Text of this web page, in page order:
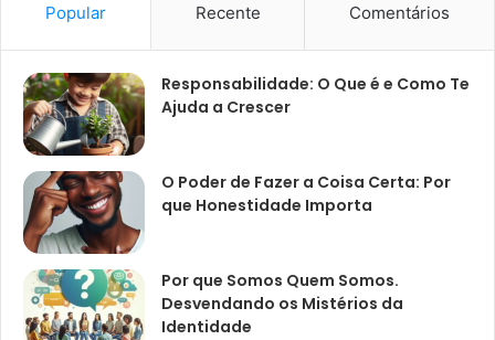
Popular Recente Comentários
Responsabilidade: O Que é e Como Te
Ajuda a Crescer
O Poder de Fazer a Coisa Certa: Por
que Honestidade Importa
Por que Somos Quem Somos.
Desvendando os Mistérios da
Identidade